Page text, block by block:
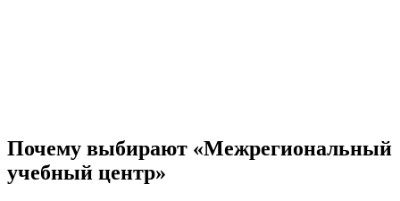
7
Допуски, посадки и технические
измерения
10
Почему выбирают «Межрегиональный
учебный центр»